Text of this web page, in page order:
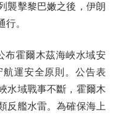
襲擊黎巴嫩之後，伊朗
。
霍爾木茲海峽水域安
運安全原則。公告表
水域戰事不斷，霍爾木
反艦水雷。為確保海上